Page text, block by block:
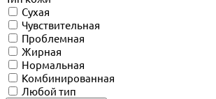
Сухая
Чувствительная
Проблемная
Жирная
Нормальная
Комбинированная
Любой тип